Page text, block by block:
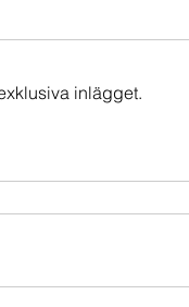
inlägget.